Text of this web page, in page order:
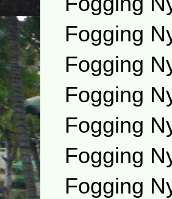
Fogging
Fogging
Fogging
Fogging
Fogging
Fogging